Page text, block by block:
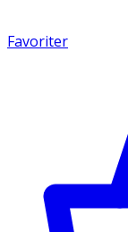
Favoriter